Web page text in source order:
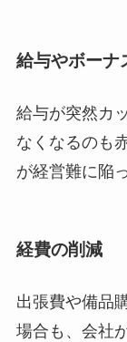
給与やボーナ
給与が突然カ
なくなるのも
が経営難に陥
経費の削減
出張費や備品
場合も、会社